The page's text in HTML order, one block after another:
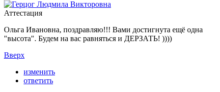
Аттестация
Ольга Ивановна, поздравляю!!! Вами достигнута ещё одна
"высота". Будем на вас равняться и ДЕРЗАТЬ! ))))
Вверх
изменить
ответить